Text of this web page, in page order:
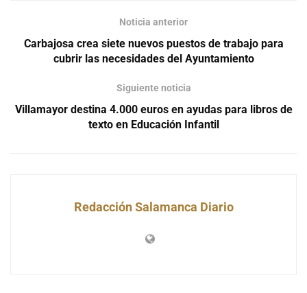
Noticia anterior
Carbajosa crea siete nuevos puestos de trabajo para
cubrir las necesidades del Ayuntamiento
Siguiente noticia
Villamayor destina 4.000 euros en ayudas para libros de
texto en Educación Infantil
Redacción Salamanca Diario